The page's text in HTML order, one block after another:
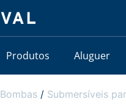
Produtos Aluguer
Bombas / Submersíveis